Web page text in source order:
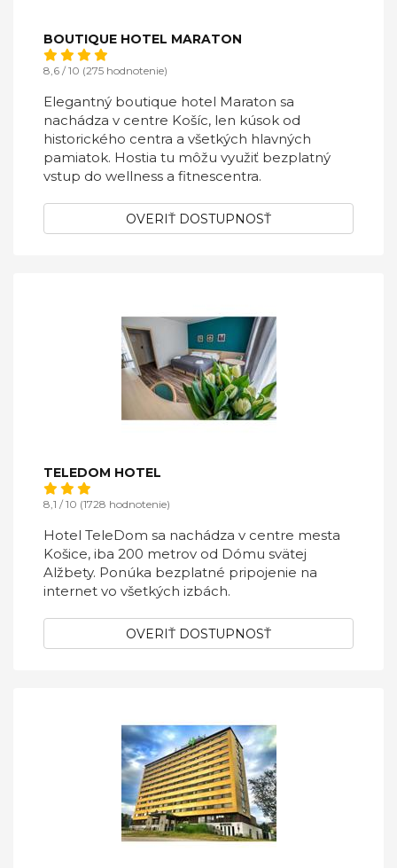
BOUTIQUE HOTEL MARATON
8,6 / 10 (275 hodnotenie)
Elegantný boutique hotel Maraton sa
nachádza v centre Košíc, len kúsok od
historického centra a všetkých hlavných
pamiatok. Hostia tu môžu využiť bezplatný
vstup do wellness a fitnescentra.
OVERIŤ DOSTUPNOSŤ
TELEDOM HOTEL
8,1 / 10 (1728 hodnotenie)
Hotel TeleDom sa nachádza v centre mesta
Košice, iba 200 metrov od Dómu svätej
Alžbety. Ponúka bezplatné pripojenie na
internet vo všetkých izbách.
OVERIŤ DOSTUPNOSŤ